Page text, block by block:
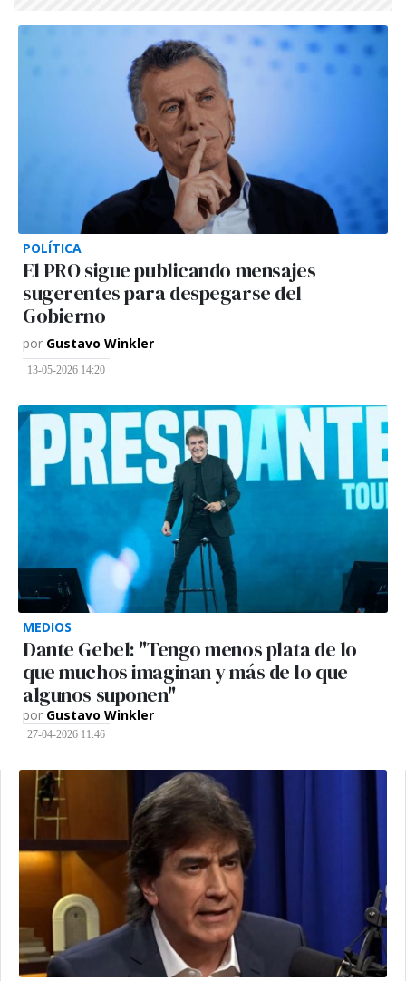
POLÍTICA
El PRO sigue publicando mensajes
sugerentes para despegarse del
Gobierno
por Gustavo Winkler
13-05-2026 14:20
MEDIOS
Dante Gebel: "Tengo menos plata de lo
que muchos imaginan y más de lo que
algunos suponen"
por Gustavo Winkler
27-04-2026 11:46